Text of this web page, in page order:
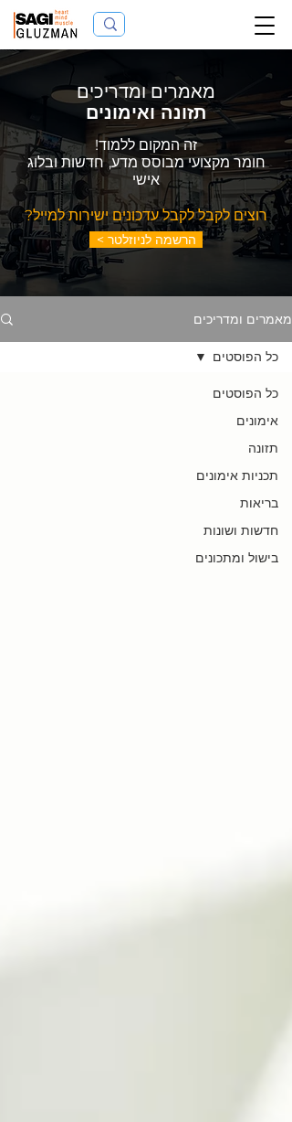
מאמרים ומדריכים
תזונה ואימונים
זה המקום ללמוד!
חומר מקצועי מבוסס מדע, חדשות ובלוג
אישי
רוצים לקבל לקבל עדכונים ישירות למייל?
< הרשמה לניוזלטר
מאמרים ומדריכים
כל הפוסטים
אימונים
תזונה
תכניות אימונים
בריאות
חדשות ושונות
בישול ומתכונים
כל הפוסטים